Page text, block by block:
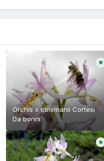
Orchis x colemanii Cortesi
Dabonni